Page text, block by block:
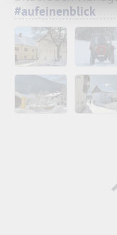
#aufeinenblick